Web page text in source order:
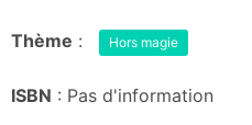
Thème : Hors magie
ISBN : Pas d'information